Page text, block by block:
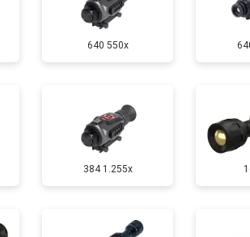
640 550x
384 1.255х